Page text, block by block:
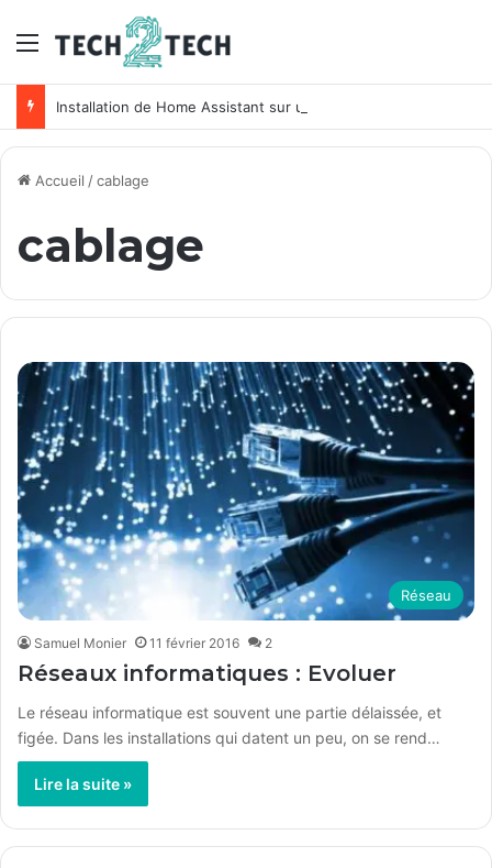
Menu
Installation de Home Assistant sur un NAS Synology
Accueil /cablage
cablage
Réseau
Samuel Monier 11 février 2016 2
Réseaux informatiques : Evoluer
Le réseau informatique est souvent une partie délaissée, et
figée. Dans les installations qui datent un peu, on se rend…
Lire la suite »